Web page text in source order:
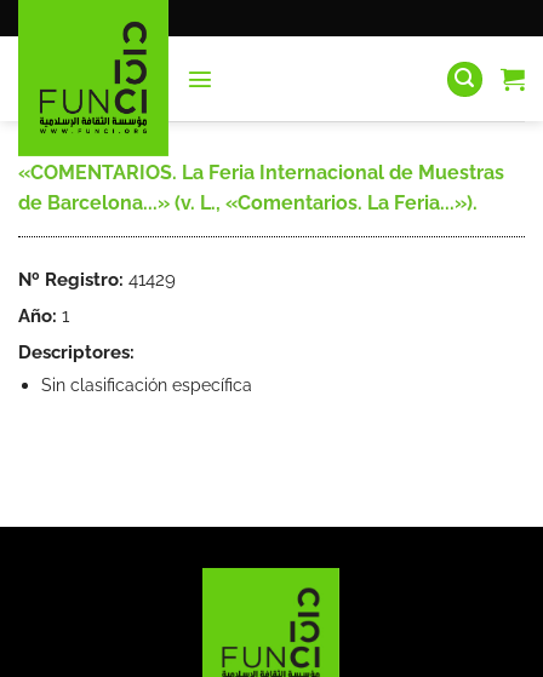
al
«COMENTARIOS. La Feria Internacional de Muestras
de Barcelona...» (v. L., «Comentarios. La Feria...»).
Nº Registro: 41429
Año: 1
Descriptores:
Sin clasificación específica